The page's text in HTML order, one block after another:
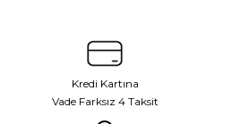
Kredi Kartına
Vade Farksız 4 Taksit